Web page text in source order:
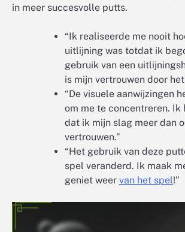
in meer succesvolle putts.
“Ik realiseerde me nooit
uitlijning was totdat ik
gebruik van een
is mijn vertrouwen door
“De visuele aanwijzingen
om me te concentreren. Ik
dat ik mijn slag meer dan
vertrouwen.”
“Het gebruik van deze
spel veranderd. Ik maak
geniet weer van het spel!”